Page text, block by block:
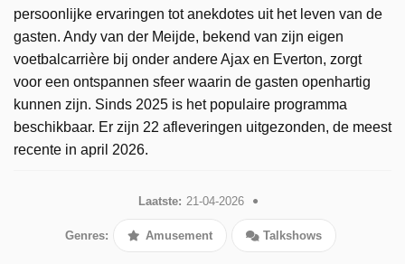
persoonlijke ervaringen tot anekdotes uit het leven van de
gasten. Andy van der Meijde, bekend van zijn eigen
voetbalcarrière bij onder andere Ajax en Everton, zorgt
voor een ontspannen sfeer waarin de gasten openhartig
kunnen zijn. Sinds 2025 is het populaire programma
beschikbaar. Er zijn 22 afleveringen uitgezonden, de meest
recente in april 2026.
Laatste: 21-04-2026
Genres: Amusement Talkshows